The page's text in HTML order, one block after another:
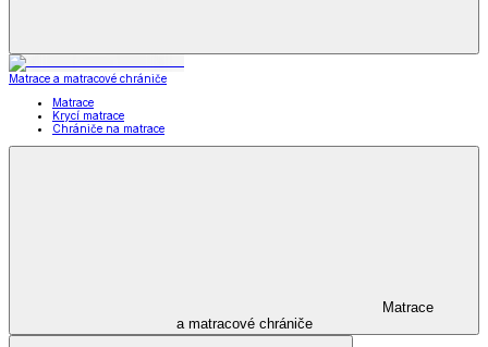
Matrace a matracové chrániče
Matrace
Krycí matrace
Chrániče na matrace
Matrace
a matracové chrániče